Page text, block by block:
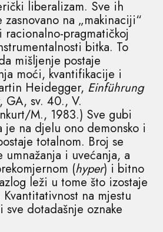
liberalizam. Sve ih
na „makinaciji“
racionalno-pragmatičkoj
bitka. To
mišljenje postaje
moći, kvantifikacije i
Heidegger, Einführung
, GA, sv. 40., V.
M., 1983.) Sve gubi
je na djelu ono demonsko i
totalnom. Broj se
i uvećanja, a
(hyper) i bitno
leži u tome što izostaje
na mjestu
sve dotadašnje oznake